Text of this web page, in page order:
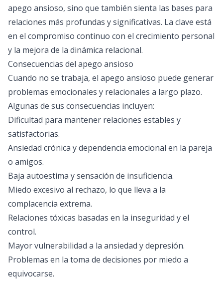
apego ansioso, sino que también sienta las bases para
relaciones más profundas y significativas. La clave está
en el compromiso continuo con el crecimiento personal
y la mejora de la dinámica relacional.
Consecuencias del apego ansioso
Cuando no se trabaja, el apego ansioso puede generar
problemas emocionales y relacionales a largo plazo.
Algunas de sus consecuencias incluyen:
Dificultad para mantener relaciones estables y
satisfactorias.
Ansiedad crónica y dependencia emocional en la pareja
o amigos.
Baja autoestima y sensación de insuficiencia.
Miedo excesivo al rechazo, lo que lleva a la
complacencia extrema.
Relaciones tóxicas basadas en la inseguridad y el
control.
Mayor vulnerabilidad a la ansiedad y depresión.
Problemas en la toma de decisiones por miedo a
equivocarse.